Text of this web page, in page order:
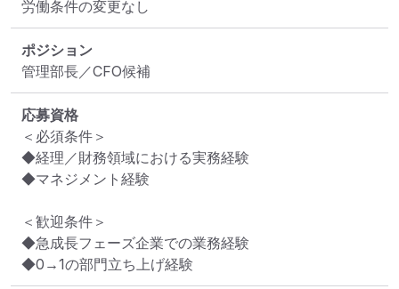
労働条件の変更なし
ポジション
管理部長／CFO候補
応募資格
＜必須条件＞
◆経理／財務領域における実務経験
◆マネジメント経験
＜歓迎条件＞
◆急成長フェーズ企業での業務経験
◆0→1の部門立ち上げ経験